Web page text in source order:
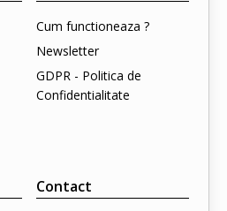
Cum functioneaza ?
Newsletter
GDPR - Politica de
Confidentialitate
Contact